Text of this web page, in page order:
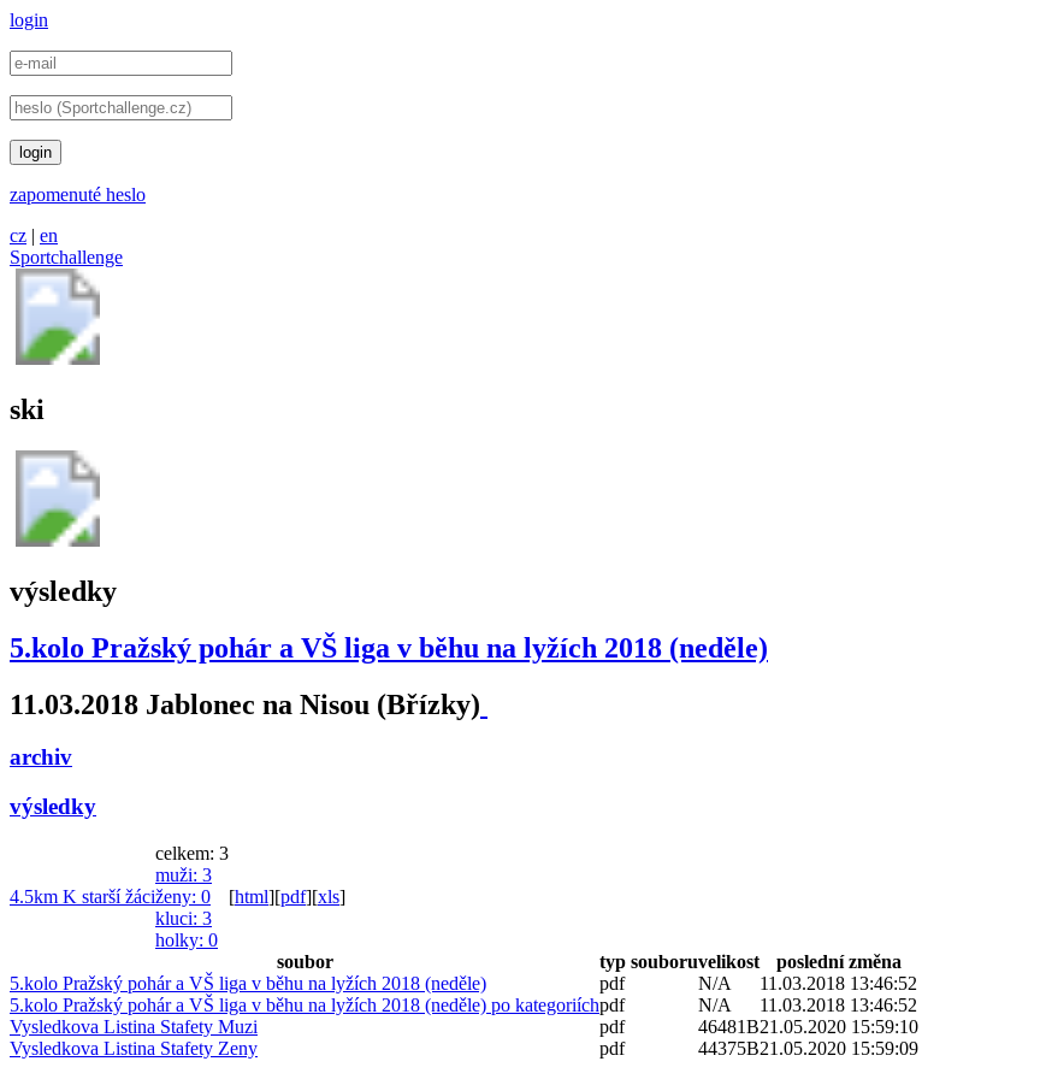
login
login
zapomenuté heslo
cz | en
Sportchallenge
ski
výsledky
5.kolo Pražský pohár a VŠ liga v běhu na lyžích 2018 (neděle)
11.03.2018 Jablonec na Nisou (Břízky)
archiv
výsledky
4.5km K starší žáci
celkem: 3
muži: 3
ženy: 0
kluci: 3
holky: 0
[html][pdf][xls]
soubor typ souboruvelikost
poslední změna
5.kolo Pražský pohár a VŠ liga v běhu na lyžích 2018 (neděle)
pdf N/A
11.03.2018 13:46:52
5.kolo Pražský pohár a VŠ liga v běhu na lyžích 2018 (neděle) po kategoriíchpdf N/A
11.03.2018 13:46:52
Vysledkova Listina Stafety Muzi
pdf 46481B21.05.2020 15:59:10
Vysledkova Listina Stafety Zeny
pdf 44375B21.05.2020 15:59:09